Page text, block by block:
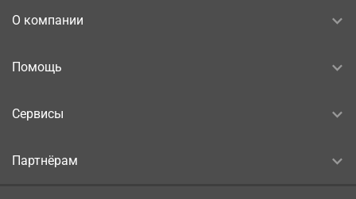
О компании
Помощь
Сервисы
Партнёрам